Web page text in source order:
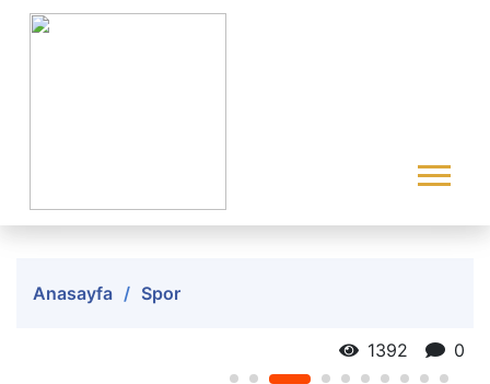
Anasayfa Spor
1392 0